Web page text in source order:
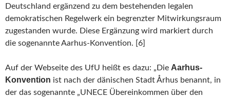
Deutschland ergänzend zu dem bestehenden legalen
demokratischen Regelwerk ein begrenzter Mitwirkungsraum
zugestanden wurde. Diese Ergänzung wird markiert durch
die sogenannte Aarhus-Konvention. [6]
Auf der Webseite des UfU heißt es dazu: „Die Aarhus-
Konvention ist nach der dänischen Stadt Århus benannt, in
der das sogenannte „UNECE Übereinkommen über den